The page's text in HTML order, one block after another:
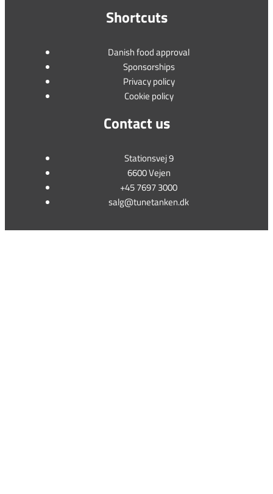
Shortcuts
Danish food approval
Sponsorships
Privacy policy
Cookie policy
Contact us
Stationsvej 9
6600 Vejen
+45 7697 3000
salg@tunetanken.dk